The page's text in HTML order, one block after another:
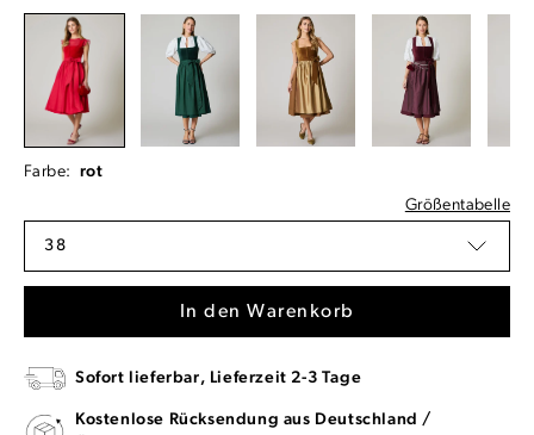
Farbe: rot
Größentabelle
38
In den Warenkorb
Sofort lieferbar, Lieferzeit 2-3 Tage
Kostenlose Rücksendung aus Deutschland /